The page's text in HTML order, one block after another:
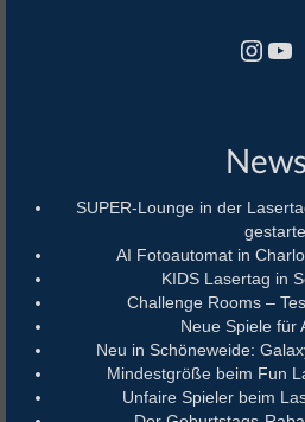
News
SUPER-Lounge in der
AI Fotoautomat in
KIDS Lasertag in
Challenge Rooms –
Neue Spiele für
Neu in Schöneweide:
Mindestgröße beim Fun
Unfaire Spieler beim